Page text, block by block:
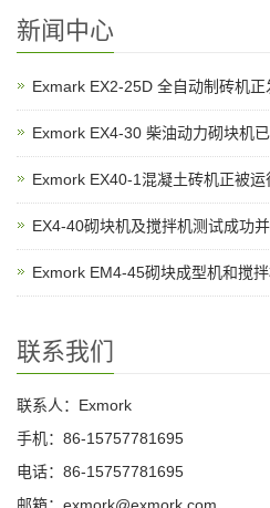
新闻中心
Exmark EX2-25D 全自动制砖机正
Exmork EX4-30 柴油动力砌块机
Exmork EX40-1混凝土砖机正被运
EX4-40砌块机及搅拌机测试成功
Exmork EM4-45砌块成型机和搅
联系我们
联系人：Exmork
手机：86-15757781695
电话：86-15757781695